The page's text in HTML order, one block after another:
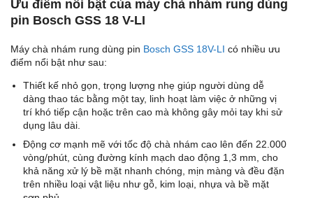
Ưu điểm nổi bật của máy chà nhám rung dùng
pin Bosch GSS 18 V-LI
Máy chà nhám rung dùng pin Bosch GSS 18V-LI có nhiều ưu
điểm nổi bật như sau:
Thiết kế nhỏ gọn, trọng lượng nhẹ giúp người dùng dễ
dàng thao tác bằng một tay, linh hoạt làm việc ở những vị
trí khó tiếp cận hoặc trên cao mà không gây mỏi tay khi sử
dụng lâu dài.
Động cơ mạnh mẽ với tốc độ chà nhám cao lên đến 22.000
vòng/phút, cùng đường kính mạch dao động 1,3 mm, cho
khả năng xử lý bề mặt nhanh chóng, mịn màng và đều đặn
trên nhiều loại vật liệu như gỗ, kim loại, nhựa và bề mặt